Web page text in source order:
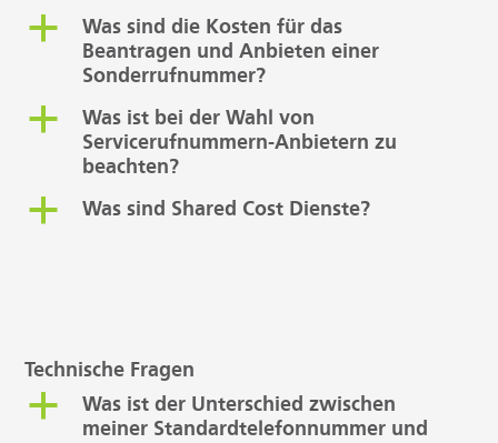
a
Was sind die Kosten für das
Beantragen und Anbieten einer
Sonderrufnummer?
a
Was ist bei der Wahl von
Servicerufnummern-Anbietern zu
beachten?
a Was sind Shared Cost Dienste?
Technische Fragen
a
Was ist der Unterschied zwischen
meiner Standardtelefonnummer und